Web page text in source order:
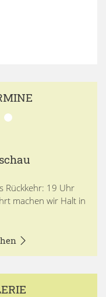
Rückkehr: 19 Uhr
machen wir Halt in